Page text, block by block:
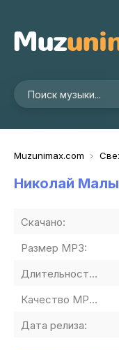
Muzunimax.com
Николай
Скачано:
Размер MP3:
Длительность MP3:
Качество MP3:
Дата релиза: